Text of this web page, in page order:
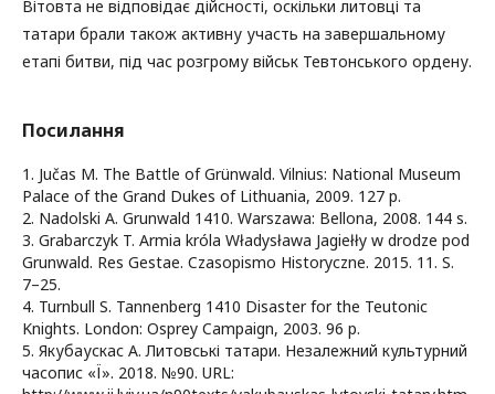
Вітовта не відповідає дійсності, оскільки литовці та
татари брали також активну участь на завершальному
етапі битви, під час розгрому військ Тевтонського ордену.
Посилання
1. Jučas M. The Battle of Grünwald. Vilnius: National Museum
Palace of the Grand Dukes of Lithuania, 2009. 127 p.
2. Nadolski A. Grunwald 1410. Warszawa: Bellona, 2008. 144 s.
3. Grabarczyk T. Armia króla Władysława Jagiełły w drodze pod
Grunwald. Res Gestae. Czasopismo Historyczne. 2015. 11. S.
7–25.
4. Turnbull S. Tannenberg 1410 Disaster for the Teutonic
Knights. London: Osprey Campaign, 2003. 96 p.
5. Якубаускас A. Литовські татари. Незалежний культурний
часопис «Ї». 2018. №90. URL: